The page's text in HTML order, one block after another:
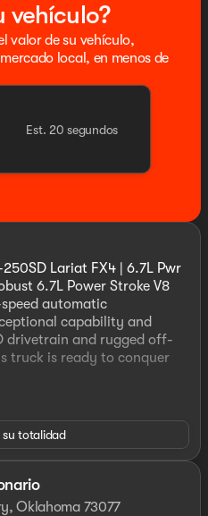
vehículo?
valor de su vehículo,
local, en menos de
Est. 20 segundos
Lariat FX4 | 6.7L Pwr
6.7L Power Stroke V8
automatic
capability and
drivetrain and rugged off-
truck is ready to conquer
su totalidad
Oklahoma 73077